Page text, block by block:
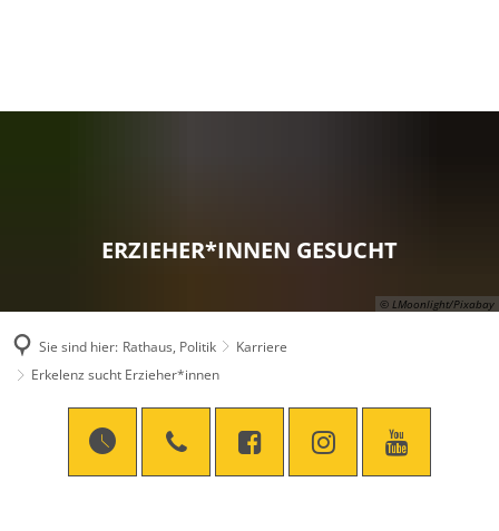
© LMoonlight/Pixabay
ERZIEHER*INNEN GESUCHT
Sie sind hier: Rathaus, Politik
Karriere
Erkelenz sucht Erzieher*innen